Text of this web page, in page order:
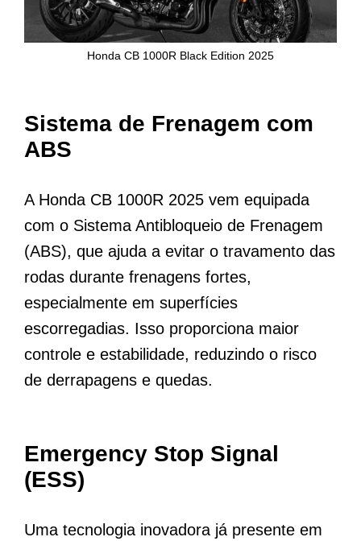
Honda CB 1000R Black Edition 2025
Sistema de Frenagem com
ABS
A Honda CB 1000R 2025 vem equipada
com o Sistema Antibloqueio de Frenagem
(ABS), que ajuda a evitar o travamento das
rodas durante frenagens fortes,
especialmente em superfícies
escorregadias. Isso proporciona maior
controle e estabilidade, reduzindo o risco
de derrapagens e quedas.
Emergency Stop Signal
(ESS)
Uma tecnologia inovadora já presente em